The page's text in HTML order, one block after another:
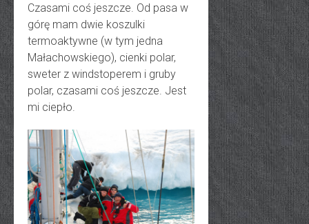
Czasami coś jeszcze. Od pasa w
górę mam dwie koszulki
termoaktywne (w tym jedna
Małachowskiego), cienki polar,
sweter z windstoperem i gruby
polar, czasami coś jeszcze. Jest
mi ciepło.